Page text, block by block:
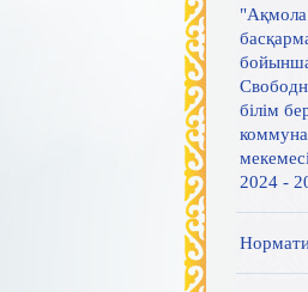
"Ақмола
бойынша
білім
2024 -